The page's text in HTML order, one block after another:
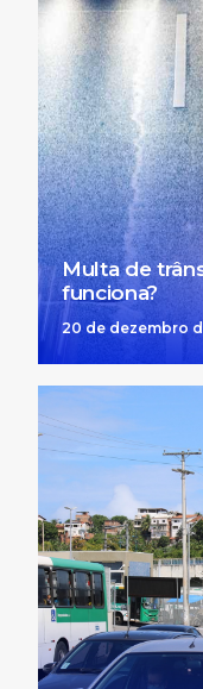
Multa de
funciona?
20 de dezembro